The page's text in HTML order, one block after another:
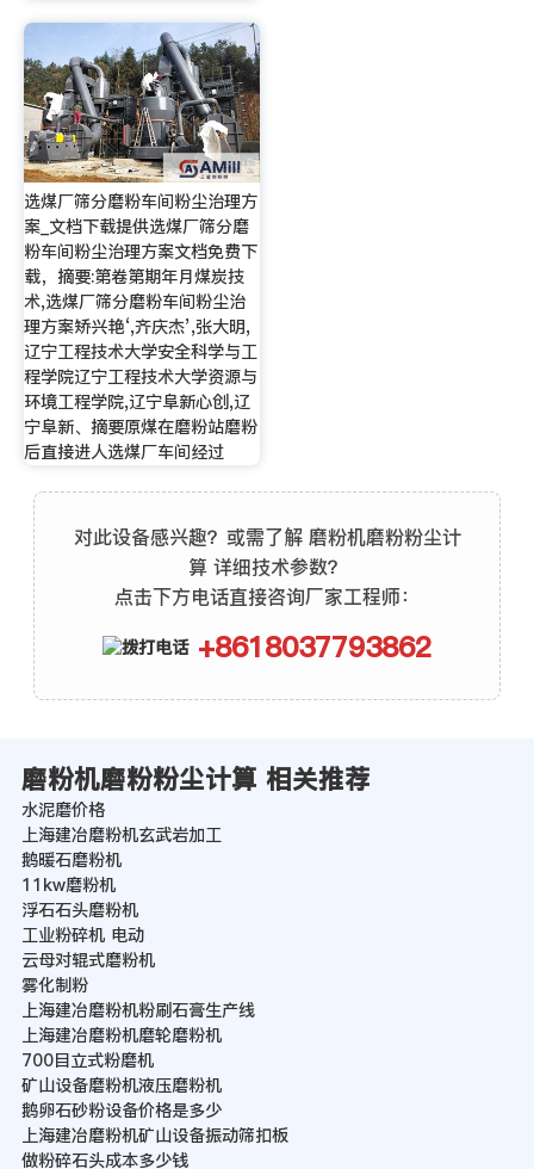
选煤厂筛分磨粉车间粉尘治理方
案_文档下载提供选煤厂筛分磨
粉车间粉尘治理方案文档免费下
载，摘要:第卷第期年月煤炭技
术,选煤厂筛分磨粉车间粉尘治
理方案矫兴艳‘,齐庆杰’,张大明,
辽宁工程技术大学安全科学与工
程学院辽宁工程技术大学资源与
环境工程学院,辽宁阜新心创,辽
宁阜新、摘要原煤在磨粉站磨粉
后直接进人选煤厂车间经过
对此设备感兴趣？或需了解 磨粉机磨粉粉尘计
算 详细技术参数？
点击下方电话直接咨询厂家工程师：
+8618037793862
磨粉机磨粉粉尘计算 相关推荐
水泥磨价格
上海建冶磨粉机玄武岩加工
鹅暖石磨粉机
11kw磨粉机
浮石石头磨粉机
工业粉碎机 电动
云母对辊式磨粉机
雾化制粉
上海建冶磨粉机粉刷石膏生产线
上海建冶磨粉机磨轮磨粉机
700目立式粉磨机
矿山设备磨粉机液压磨粉机
鹅卵石砂粉设备价格是多少
上海建冶磨粉机矿山设备振动筛扣板
做粉碎石头成本多少钱